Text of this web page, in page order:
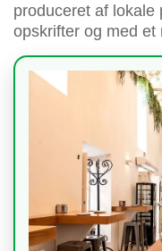
produceret af lokale
opskrifter og med et